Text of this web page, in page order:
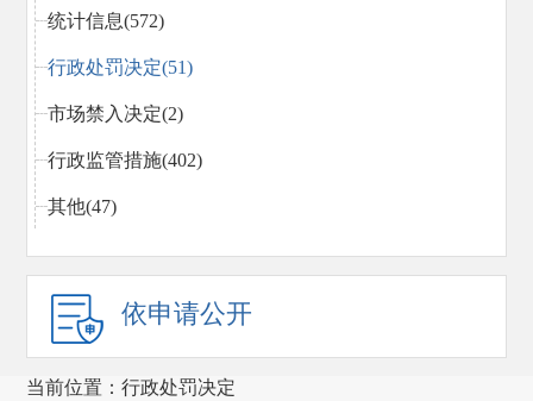
统计信息(572)
行政处罚决定(51)
市场禁入决定(2)
行政监管措施(402)
其他(47)
依申请公开
当前位置：行政处罚决定